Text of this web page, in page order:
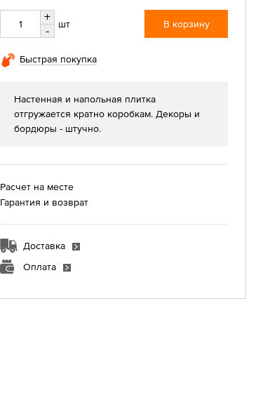
+
-
шт В корзину
Быстрая покупка
Настенная и напольная плитка
отгружается кратно коробкам. Декоры и
бордюры - штучно.
Расчет на месте
Гарантия и возврат
Доставка
Оплата